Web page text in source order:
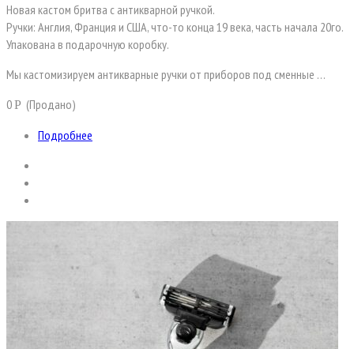
Новая кастом бритва с антикварной ручкой.
Ручки: Англия, Франция и США, что-то конца 19 века, часть начала 20го.
Упакована в подарочную коробку.
Мы кастомизируем антикварные ручки от приборов под сменные …
0Р (Продано)
Подробнее